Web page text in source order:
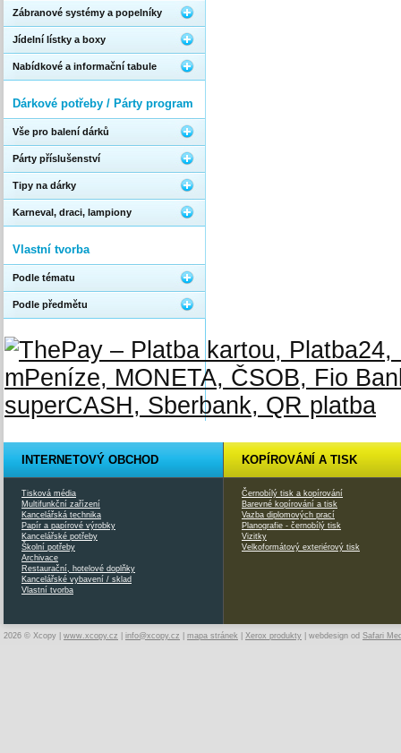
Zábranové systémy a popelníky
Jídelní lístky a boxy
Nabídkové a informační tabule
Dárkové potřeby / Párty program
Vše pro balení dárků
Párty příslušenství
Tipy na dárky
Karneval, draci, lampiony
Vlastní tvorba
Podle tématu
Podle předmětu
INTERNETOVÝ OBCHOD
Tisková média
Multifunkční zařízení
Kancelářská technika
Papír a papírové výrobky
Kancelářské potřeby
Školní potřeby
Archivace
Restaurační, hotelové doplňky
Kancelářské vybavení / sklad
Vlastní tvorba
KOPÍROVÁNÍ A TISK
Černobílý tisk a kopírování
Barevné kopírování a tisk
Vazba diplomových prací
Planografie - černobílý tisk
Vizitky
Velkoformátový exteriérový tisk
2026 © Xcopy | www.xcopy.cz info@xcopy.cz mapa stránek Xerox produkty | webdesign od Safari